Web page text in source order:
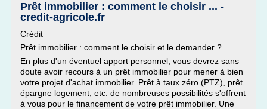
Prêt immobilier : comment le choisir ... -
credit-agricole.fr
Crédit
Prêt immobilier : comment le choisir et le demander ?
En plus d'un éventuel apport personnel, vous devrez sans
doute avoir recours à un prêt immobilier pour mener à bien
votre projet d'achat immobilier. Prêt à taux zéro (PTZ), prêt
épargne logement, etc. de nombreuses possibilités s'offrent
à vous pour le financement de votre prêt immobilier. Une